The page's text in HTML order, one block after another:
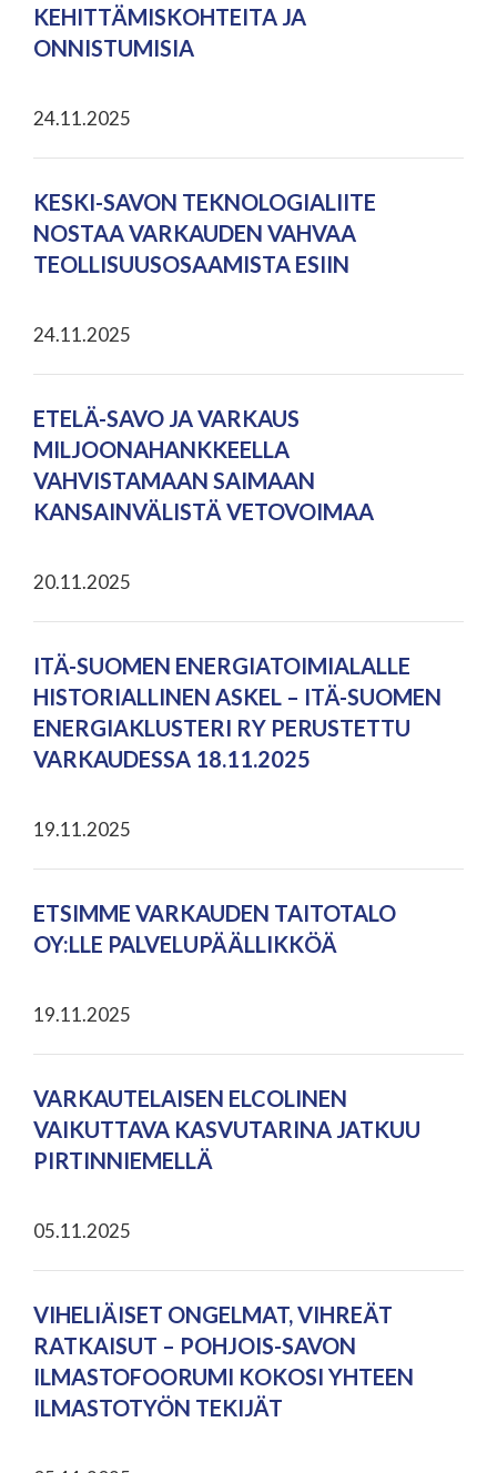
KEHITTÄMISKOHTEITA JA
ONNISTUMISIA
24.11.2025
KESKI-SAVON TEKNOLOGIALIITE
NOSTAA VARKAUDEN VAHVAA
TEOLLISUUSOSAAMISTA ESIIN
24.11.2025
ETELÄ-SAVO JA VARKAUS
MILJOONAHANKKEELLA
VAHVISTAMAAN SAIMAAN
KANSAINVÄLISTÄ VETOVOIMAA
20.11.2025
ITÄ-SUOMEN ENERGIATOIMIALALLE
HISTORIALLINEN ASKEL – ITÄ-SUOMEN
ENERGIAKLUSTERI RY PERUSTETTU
VARKAUDESSA 18.11.2025
19.11.2025
ETSIMME VARKAUDEN TAITOTALO
OY:LLE PALVELUPÄÄLLIKKÖÄ
19.11.2025
VARKAUTELAISEN ELCOLINEN
VAIKUTTAVA KASVUTARINA JATKUU
PIRTINNIEMELLÄ
05.11.2025
VIHELIÄISET ONGELMAT, VIHREÄT
RATKAISUT – POHJOIS-SAVON
ILMASTOFOORUMI KOKOSI YHTEEN
ILMASTOTYÖN TEKIJÄT